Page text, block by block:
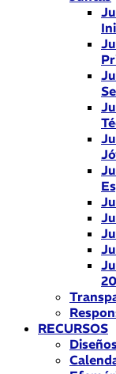
RECURSOS